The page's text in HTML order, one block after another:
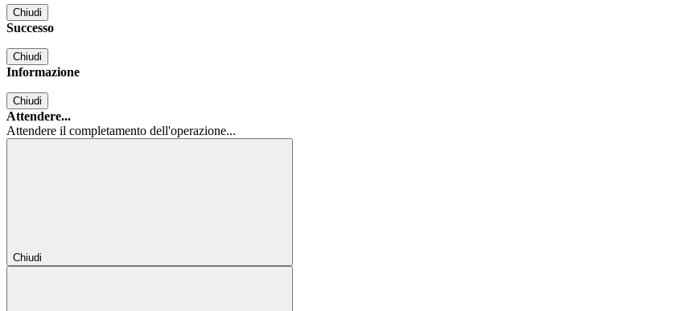
Chiudi
Successo
Chiudi
Informazione
Chiudi
Attendere...
Attendere il completamento dell'operazione...
Chiudi